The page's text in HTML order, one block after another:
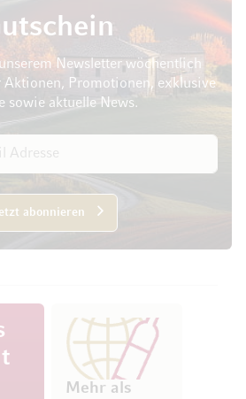
Newsletter wöchentlich
Aktionen, Promotionen, exklusive
sowie aktuelle News.
abonnieren
Mehr als